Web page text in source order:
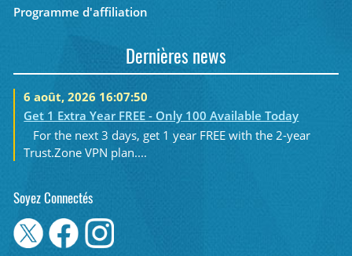
Programme d'affiliation
Dernières news
6 août, 2026 16:07:50
Get 1 Extra Year FREE - Only 100 Available Today
For the next 3 days, get 1 year FREE with the 2-year
Trust.Zone VPN plan....
Soyez Connectés